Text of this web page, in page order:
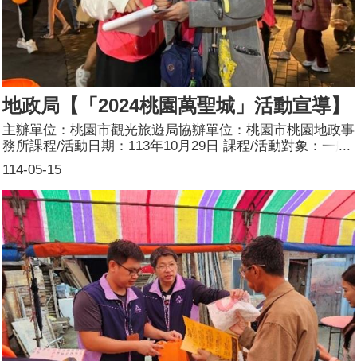
地政局【「2024桃園萬聖城」活動宣導】
114-05-15
主辦單位：桃園市觀光旅遊局協辦單位：桃園市桃園地政事
務所課程/活動日期：113年10月29日 課程/活動對象：一般
民眾辦理形式：設攤宣導課程/活動簡介：目標：透過節慶
氛圍設攤宣導以擴大不動產安全及防詐知識宣導有效性，藉
由參加桃園市政府觀光旅遊局舉辦的「2024桃園萬聖城」
活動，辦理地政相關法令政策、檔案應用、本所各項便民服
務措施宣導、防詐三部曲、性別平等、繼承平權等；走出辦
公廳舍，以更親切的方式瞭解民眾需求，提供更為適切的服
務，提升本所專業、便民的服務形象，傳遞地政相關知識、
便民服務措施以及繼承、贈與平等，即時回應並解決民眾問
題，使本所服務品質更臻完善，提升服務品質。方式：透過
問卷填寫拿好禮的宣導方式，於活動現場發放各項宣導文
宣，加強民眾對於男女性別平等之觀念及不動產交易安全，
活動結束後，彙整問卷並分析，以為本所改進爲民服務措施
之參考。參加人數：562人(男112人、女450人)